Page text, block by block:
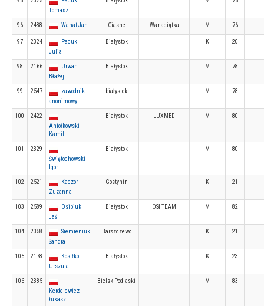
Tomasz
96 2488 Wanat Jan Ciasne Wanaciątka M 76
97 2324
Pacuk
Julia
Bialystok K 20
98 2166
Urwan
Błażej
Białystok M 78
99 2547
zawodnik
anonimowy
białystok M 78
100
2422
Aniołkowski
Kamil
Białystok LUXMED M 80
101
2329
Świętochowski
Igor
Białystok M 80
102 2521
Kaczor
Zuzanna
Gostynin K 21
103 2589
Osipiuk
Jaś
Białystok OSI TEAM M 82
104 2358
Siemieniuk
Sandra
Barszczewo K 21
105 2178
Kosiłko
Urszula
Białystok K 23
106
2385
Kerdelewicz
łukasz
Bielsk Podlaski M 83